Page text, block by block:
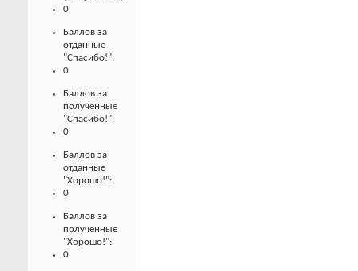
0
Баллов за
отданные
"Спасибо!":
0
Баллов за
полученные
"Спасибо!":
0
Баллов за
отданные
"Хорошо!":
0
Баллов за
полученные
"Хорошо!":
0